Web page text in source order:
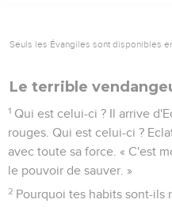
Seuls les Évangiles sont disponibles
Le terrible
1 Qui est celui-ci ? Il arrive
rouges. Qui est celui-ci ?
avec toute sa force. « C'est
le pouvoir de sauver. »
2 Pourquoi tes habits sont-ils